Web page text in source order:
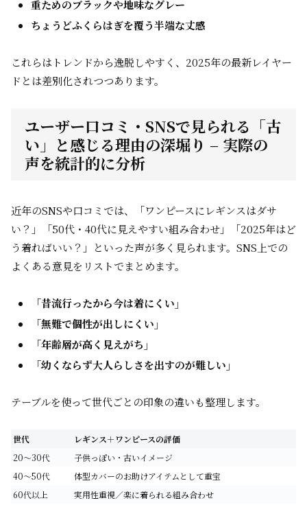
重ためのブラックや地味なグレー
ちょうどふくらはぎを覆う半端な丈感
これらはトレンドから逸脱しやすく、2025年の最新レイヤー
ドとは差別化されつつあります。
ユーザー口コミ・SNSで見られる「古
い」と感じる理由の深堀り – 実際の
声を統計的に分析
近年のSNSや口コミでは、「ワンピースにレギンスはダサ
い？」「50代・40代に見えやすい組み合わせ」「2025年はど
う着ればいい？」といった声が多く見られます。SNS上での
よくある意見をリストでまとめます。
「昔流行ったから今は着にくい」
「無難で個性が出しにくい」
「年齢層が高く見えがち」
「幼くならず大人らしさを出すのが難しい」
テーブルを使って世代ごとの印象の違いも整理します。
世代
レギンス＋ワンピースの評価
20〜30代
子供っぽい・古いイメージ
40〜50代
体型カバーのお助けアイテムとして重宝
60代以上
実用性重視／楽に着られる組み合わせ